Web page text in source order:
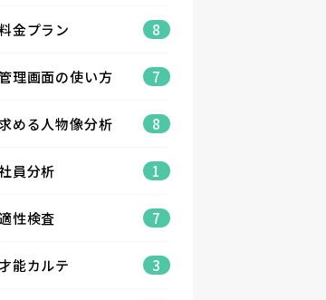
金プラン 8
理画面の使い方 7
める人物像分析 8
員分析 1
性検査 7
能カルテ 3